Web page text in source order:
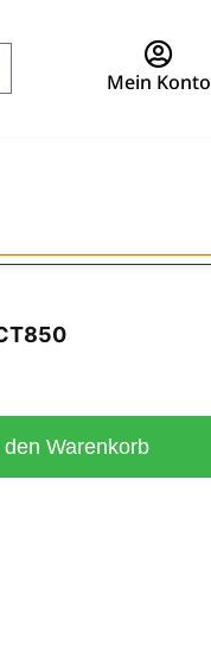
Mein Konto
den Warenkorb